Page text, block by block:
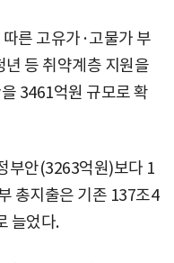
른 고유가·고물가 부
등 취약계층 지원을
3461억원 규모로 확
부안(3263억원)보다 1
총지출은 기존 137조4
늘었다.